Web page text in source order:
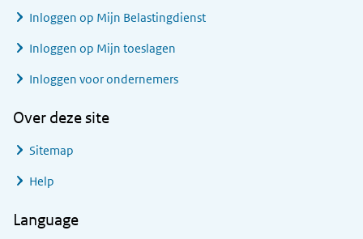
Inloggen op Mijn Belastingdienst
Inloggen op Mijn toeslagen
Inloggen voor ondernemers
Over deze site
Sitemap
Help
Language